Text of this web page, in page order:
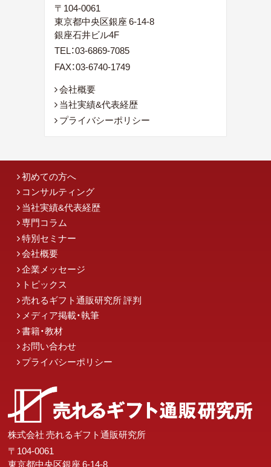
〒104-0061
東京都中央区銀座 6-14-8
銀座石井ビル4F
TEL：03-6869-7085
FAX：03-6740-1749
会社概要
当社実績&代表経歴
プライバシーポリシー
初めての方へ
コンサルティング
当社実績&代表経歴
専門コラム
特別セミナー
会社概要
企業メッセージ
トピックス
売れるギフト通販研究所 評判
メディア掲載・執筆
書籍・教材
お問い合わせ
プライバシーポリシー
株式会社 売れるギフト通販研究所
〒104-0061
東京都中央区銀座 6-14-8